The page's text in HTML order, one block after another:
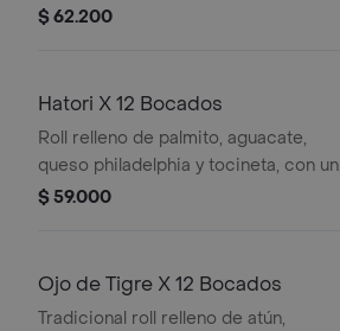
ahumado.
$ 62.200
Hatori X 12 Bocados
Roll relleno de palmito, aguacate,
queso philadelphia y tocineta, con un
tope de salmón ahumado,salsa a base
$ 59.000
Ojo de Tigre X 12 Bocados
Tradicional roll relleno de atún,